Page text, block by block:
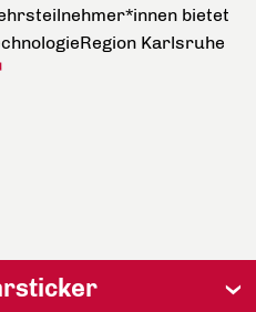
bietet
Karlsruhe